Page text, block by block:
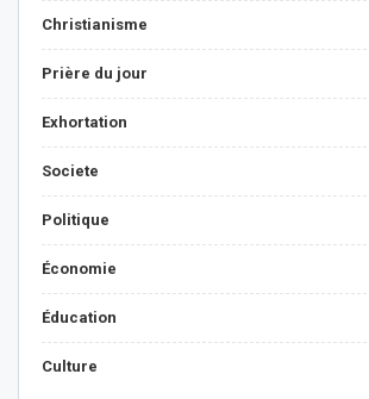
Christianisme
Prière du jour
Exhortation
Societe
Politique
Économie
Éducation
Culture